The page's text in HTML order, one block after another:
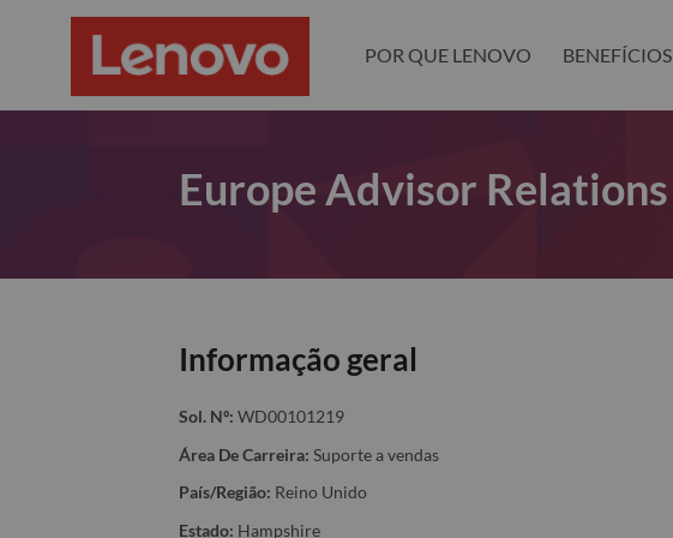
POR QUE LENOVO BENEFÍCIOS
Europe Advisor Relations
Informação geral
Sol. Nº: WD00101219
Área De Carreira: Suporte a vendas
País/Região: Reino Unido
Estado: Hampshire